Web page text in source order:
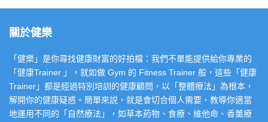
關於健樂
「健樂」是你尋找健康財富的好拍檔：我們不單能提供給你專業的
「健康Trainer 」，就如做 Gym 的 Fitness Trainer 般，這些「健康
Trainer」都是經過特別培訓的健康顧問，以「整體療法」為根本，
解開你的健康疑惑。簡單來説，就是會切合個人需要，教導你適當
地運用不同的「自然療法」，如草本葯物、食療、維他命、香薰療